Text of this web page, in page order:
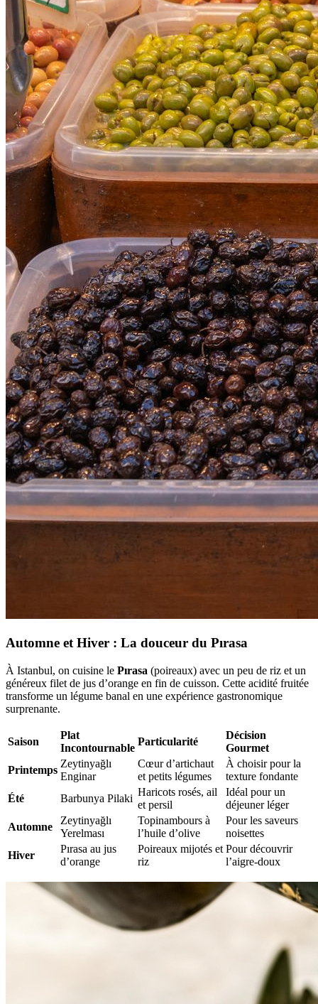
Automne et Hiver : La douceur du Pırasa
À Istanbul, on cuisine le Pırasa (poireaux) avec un peu de riz et un
généreux filet de jus d’orange en fin de cuisson. Cette acidité fruitée
transforme un légume banal en une expérience gastronomique
surprenante.
Saison
Plat
Incontournable
Particularité
Décision
Gourmet
Printemps
Zeytinyağlı
Enginar
Cœur d’artichaut
et petits légumes
À choisir pour la
texture fondante
Été
Barbunya Pilaki
Haricots rosés, ail
et persil
Idéal pour un
déjeuner léger
Automne
Zeytinyağlı
Yerelması
Topinambours à
l’huile d’olive
Pour les saveurs
noisettes
Hiver
Pırasa au jus
d’orange
Poireaux mijotés et
riz
Pour découvrir
l’aigre-doux